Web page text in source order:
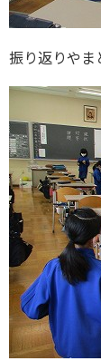
振り返りやま